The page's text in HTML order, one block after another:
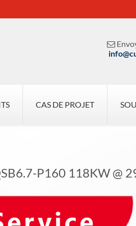

CAS DE PROJET
P160 118KW @